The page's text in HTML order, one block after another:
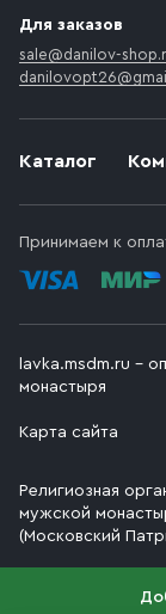
Каталог
Принимаем к
Для заказов
sale@danilov-
lavka.msdm.ru –
монастыря
Карта сайта
Религиозная
мужской
(Московский